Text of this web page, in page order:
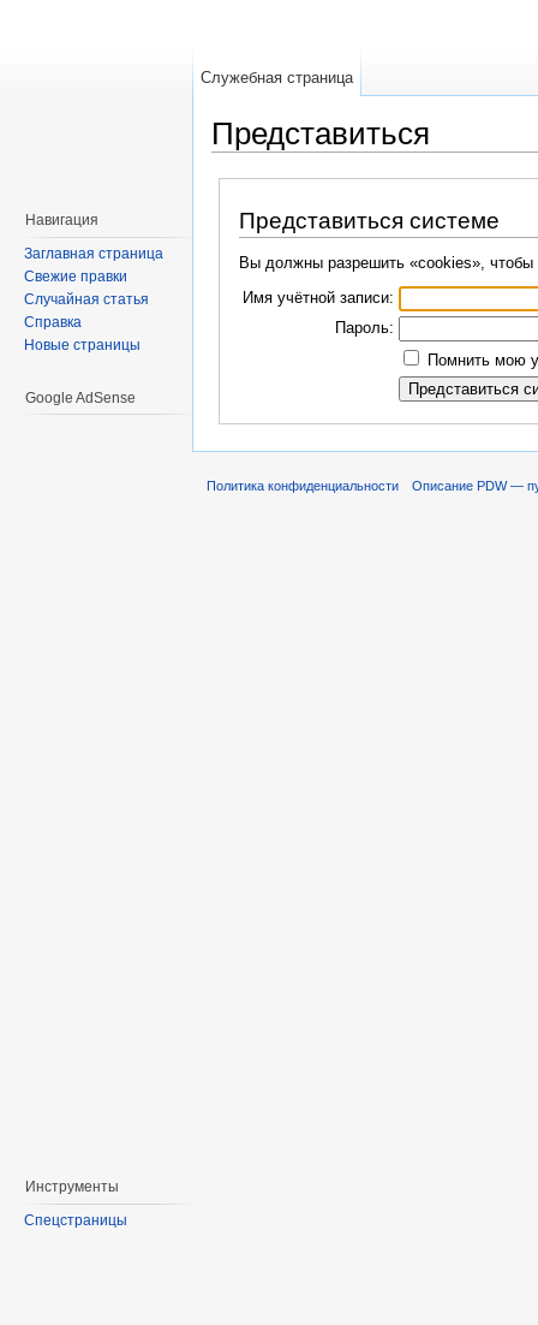
Представиться
Представиться системе
Вы должны разрешить «cookies», чтобы
Имя учётной записи:
Пароль:
Помнить мою
Служебная страница
Навигация
Заглавная страница
Свежие правки
Случайная статья
Справка
Новые страницы
Google AdSense
Инструменты
Спецстраницы